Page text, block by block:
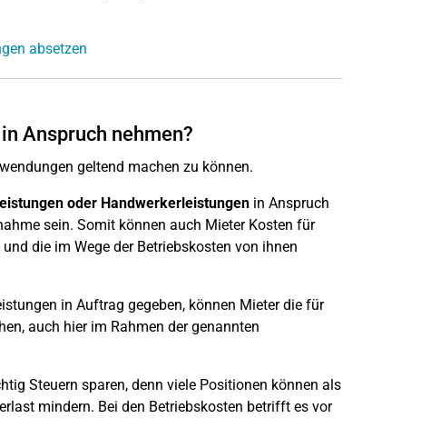
absetzen
Anspruch nehmen?
geltend machen zu können.
oder Handwerkerleistungenin Anspruch
sein. Somit können auch Mieter Kosten für
die im Wege der Betriebskosten von ihnen
in Auftrag gegeben, können Mieter die für
auch hier im Rahmen der genannten
Steuern sparen, denn viele Positionen können als
mindern. Bei den Betriebskosten betrifft es vor